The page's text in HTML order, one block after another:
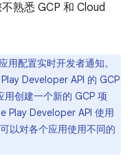
熟悉 GCP 和 Cloud
配置实时开发者通知。
Developer API 的 GCP
创建一个新的 GCP 项
Play Developer API 使用
以对各个应用使用不同的